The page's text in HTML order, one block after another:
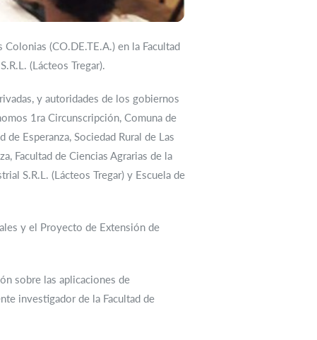
(CO.DE.TE.A.) en la Facultad
(Lácteos Tregar).
y autoridades de los gobiernos
1ra Circunscripción, Comuna de
Esperanza, Sociedad Rural de Las
Facultad de Ciencias Agrarias de la
S.R.L. (Lácteos Tregar) y Escuela de
y el Proyecto de Extensión de
sobre las aplicaciones de
investigador de la Facultad de